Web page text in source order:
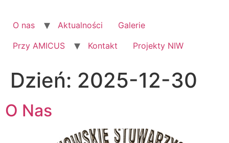
O nas Aktualności
Galerie
Przy AMICUS
Kontakt Projekty NIW
Dzień: 2025-12-30
O Nas